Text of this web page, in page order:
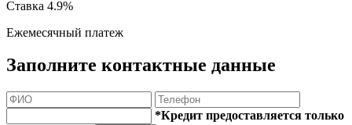
Ставка 4.9%
Ежемесячный платеж
Заполните контактные данные
*Кредит предоставляется только